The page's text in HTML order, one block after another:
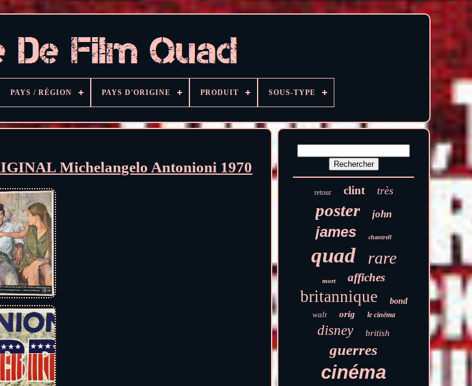
PAYS / RÉGION PAYS D'ORIGINE PRODUIT SOUS-TYPE
Michelangelo Antonioni 1970
retour clint très
poster john
james chantrell
quad rare
mort affiches
britannique
bond
walt
orig le cinéma
disney british
guerres
cinéma